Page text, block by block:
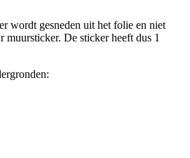
wordt gesneden uit het folie en niet
muursticker. De sticker heeft dus 1